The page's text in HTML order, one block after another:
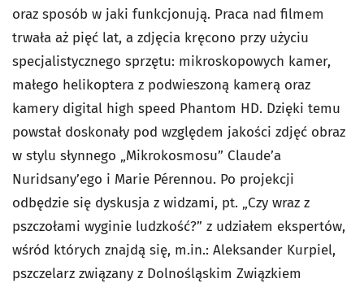
oraz sposób w jaki funkcjonują. Praca nad filmem
trwała aż pięć lat, a zdjęcia kręcono przy użyciu
specjalistycznego sprzętu: mikroskopowych kamer,
małego helikoptera z podwieszoną kamerą oraz
kamery digital high speed Phantom HD. Dzięki temu
powstał doskonały pod względem jakości zdjęć obraz
w stylu słynnego „Mikrokosmosu” Claude’a
Nuridsany’ego i Marie Pérennou. Po projekcji
odbędzie się dyskusja z widzami, pt. „Czy wraz z
pszczołami wyginie ludzkość?” z udziałem ekspertów,
wśród których znajdą się, m.in.: Aleksander Kurpiel,
pszczelarz związany z Dolnośląskim Związkiem